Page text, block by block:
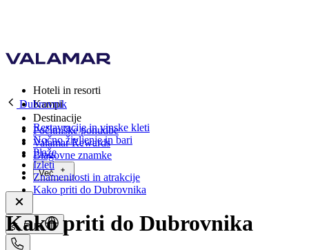
Hoteli in resorti
Kampi
Destinacije
Počitniške ponudbe
Valamar Rewards
Blagovne znamke
Več
si, EUR
Dubrovnik
Restavracije in vinske kleti
Nočno življenje in bari
Plaže
Izleti
Znamenitosti in atrakcije
Kako priti do Dubrovnika
Kako priti do Dubrovnika